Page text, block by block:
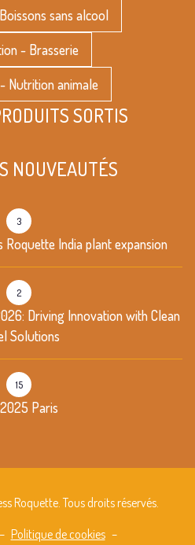
sans alcool
- Brasserie
Nutrition animale
SORTIS
NOUVEAUTÉS
India plant expansion
3
Driving Innovation with Clean
Solutions
2
Paris
15
Roquette. Tous droits réservés.
Politique de cookies–